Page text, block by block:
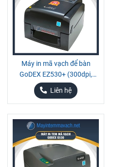
Máy in mã vạch để bàn
GoDEX EZ530+ (300dpi,
128MB)
Liên hệ